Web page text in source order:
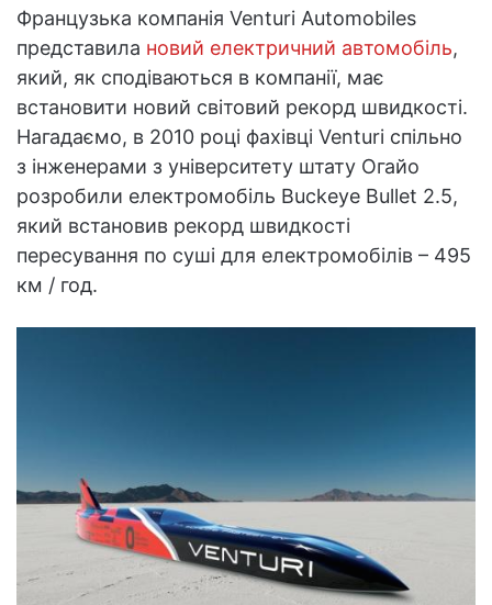
Французька компанія Venturi Automobiles
представила новий електричний автомобіль,
який, як сподіваються в компанії, має
встановити новий світовий рекорд швидкості.
Нагадаємо, в 2010 році фахівці Venturi спільно
з інженерами з університету штату Огайо
розробили електромобіль Buckeye Bullet 2.5,
який встановив рекорд швидкості
пересування по суші для електромобілів – 495
км / год.